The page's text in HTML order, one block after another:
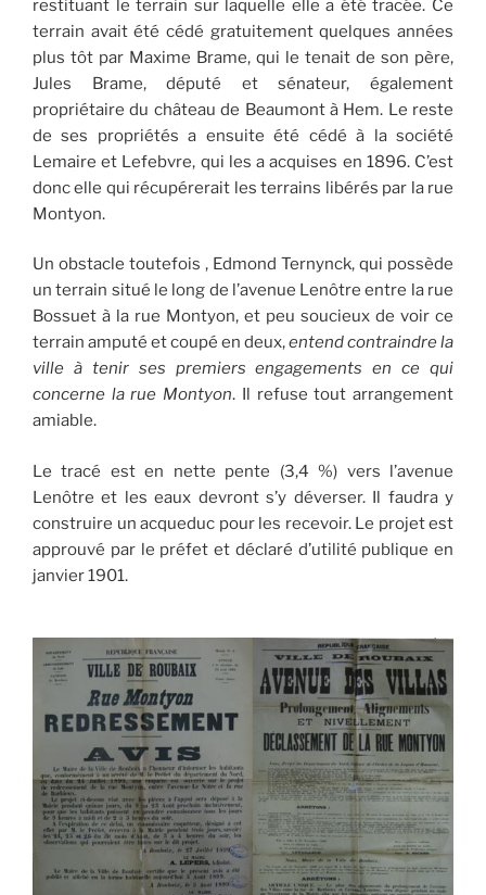
restituant le terrain sur laquelle elle a été tracée. Ce
terrain avait été cédé gratuitement quelques années
plus tôt par Maxime Brame, qui le tenait de son père,
Jules Brame, député et sénateur, également
propriétaire du château de Beaumont à Hem. Le reste
de ses propriétés a ensuite été cédé à la société
Lemaire et Lefebvre, qui les a acquises en 1896. C’est
donc elle qui récupérerait les terrains libérés par la rue
Montyon.
Un obstacle toutefois , Edmond Ternynck, qui possède
un terrain situé le long de l’avenue Lenôtre entre la rue
Bossuet à la rue Montyon, et peu soucieux de voir ce
terrain amputé et coupé en deux,entend contraindre la
ville à tenir ses premiers engagements en ce qui
concerne la rue Montyon. Il refuse tout arrangement
amiable.
Le tracé est en nette pente (3,4 %) vers l’avenue
Lenôtre et les eaux devront s’y déverser. Il faudra y
construire un acqueduc pour les recevoir. Le projet est
approuvé par le préfet et déclaré d’utilité publique en
janvier 1901.